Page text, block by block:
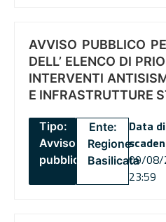
AVVISO PUBBLICO
DELL’ ELENCO DI
INTERVENTI
E INFRASTRUTTURE
Tipo:
Avviso
pubblico
Ente:
Regione
Basilicata
Data di
09/08/
23:59